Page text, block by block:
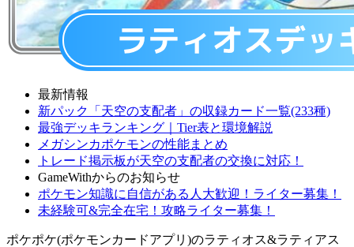
最新情報
新パック「天空の支配者」の収録カード一覧(233種)
最強デッキランキング｜Tier表と環境解説
メガシンカポケモンの性能まとめ
トレード掲示板が天空の支配者の交換に対応！
GameWithからのお知らせ
ポケモン知識に自信がある人大歓迎！ライター募集！
未経験可&完全在宅！攻略ライター募集！
ポケポケ(ポケモンカードアプリ)のラティオス&ラティアス